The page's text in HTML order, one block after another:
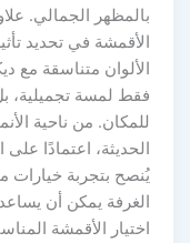
بالمظهر الجمالي.
الأقمشة في تحديد
الألوان متناسقة مع
فقط لمسة تجميلية،
للمكان. من ناحية
الحديثة، اعتمادًا
يُنصح بتجربة
الغرفة يمكن أن
اختيار الأقمشة